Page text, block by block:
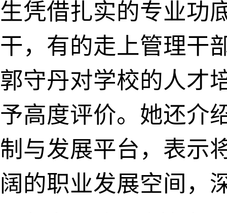
生凭借扎实的专业功
干，有的走上管理干
郭守丹对学校的人才
予高度评价。她还介
制与发展平台，表示
阔的职业发展空间，